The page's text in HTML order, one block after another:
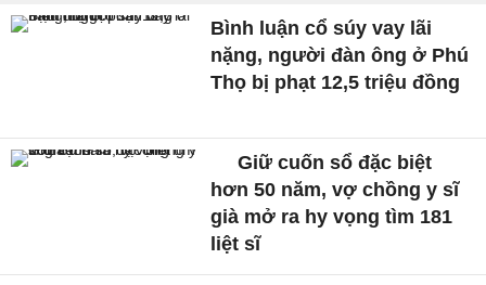
Bình luận cổ súy vay lãi
nặng, người đàn ông ở Phú
Thọ bị phạt 12,5 triệu đồng
Giữ cuốn sổ đặc biệt
hơn 50 năm, vợ chồng y sĩ
già mở ra hy vọng tìm 181
liệt sĩ